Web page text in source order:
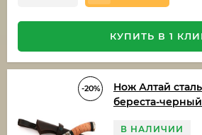
КУПИТЬ В 1
-20%
Нож Алтай
береста-
В НАЛИЧИИ